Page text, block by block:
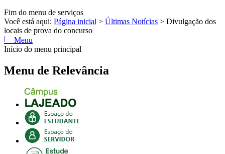
Fim do menu de serviços
Você está aqui: Página inicial > Últimas Notícias > Divulgação dos
locais de prova do concurso
Menu
Início do menu principal
Menu de Relevância